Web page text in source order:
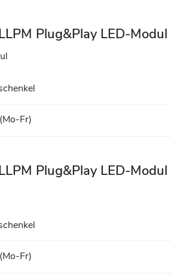
Plug&Play LED-
Fr)
Plug&Play LED-
Fr)